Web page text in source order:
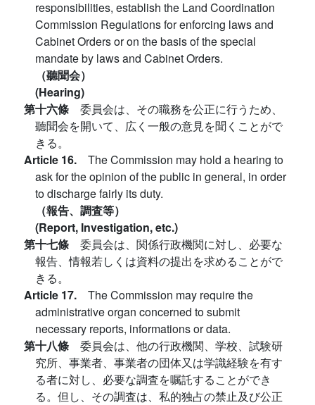
responsibilities, establish the Land Coordination
Commission Regulations for enforcing laws and
Cabinet Orders or on the basis of the special
mandate by laws and Cabinet Orders.
（聽聞会）
(Hearing)
第十六條 委員会は、その職務を公正に行うため、
聽聞会を開いて、広く一般の意見を聞くことがで
きる。
Article 16. The Commission may hold a hearing to
ask for the opinion of the public in general, in order
to discharge fairly its duty.
（報告、調査等）
(Report, Investigation, etc.)
第十七條 委員会は、関係行政機関に対し、必要な
報告、情報若しくは資料の提出を求めることがで
きる。
Article 17. The Commission may require the
administrative organ concerned to submit
necessary reports, informations or data.
第十八條 委員会は、他の行政機関、学校、試験研
究所、事業者、事業者の団体又は学識経験を有す
る者に対し、必要な調査を嘱託することができ
る。但し、その調査は、私的独占の禁止及び公正